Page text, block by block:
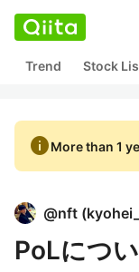
Trend Stock
infoMore than 1
@nft (
PoLにつ